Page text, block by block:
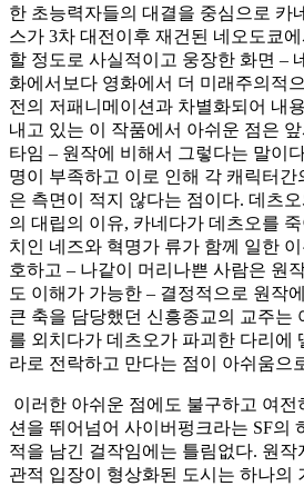
한 초능력자들의 대결을 중심으로 카
스가 3차 대전이후 재건된 네오도쿄
할 정도로 사실적이고 웅장한 화면 –
화에서보다 영화에서 더 미래주의적
전의 저패니메이션과 차별화되어 내
내고 있는 이 작품에서 아쉬운 점은
타임 – 원작에 비해서 그렇다는 말이
명이 부족하고 이로 인해 각 캐릭터
은 측면이 적지 않다는 점이다. 데츠
의 대립의 이유, 카네다가 데츠오를
치인 네즈와 혁명가 류가 함께 일한
호하고 – 나같이 머리나쁜 사람은 원
도 이해가 가능한 – 결정적으로 원작
큰 축을 담당했던 신흥종교의 교주는
를 외치다가 데츠오가 파괴한 다리에
라로 전락하고 만다는 점이 아쉬움으
이러한 아쉬운 점에도 불구하고 여전
션을 뛰어넘어 사이버펑크라는 SF의
적을 남긴 걸작임에는 틀림없다. 원작
관적 입장이 형상화된 도시는 하나의